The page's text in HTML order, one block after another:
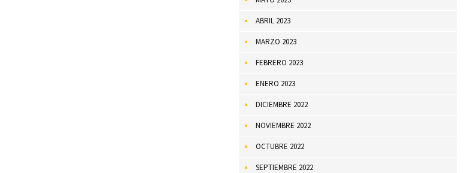
ABRIL 2023
MARZO 2023
FEBRERO 2023
ENERO 2023
DICIEMBRE 2022
NOVIEMBRE 2022
OCTUBRE 2022
SEPTIEMBRE 2022